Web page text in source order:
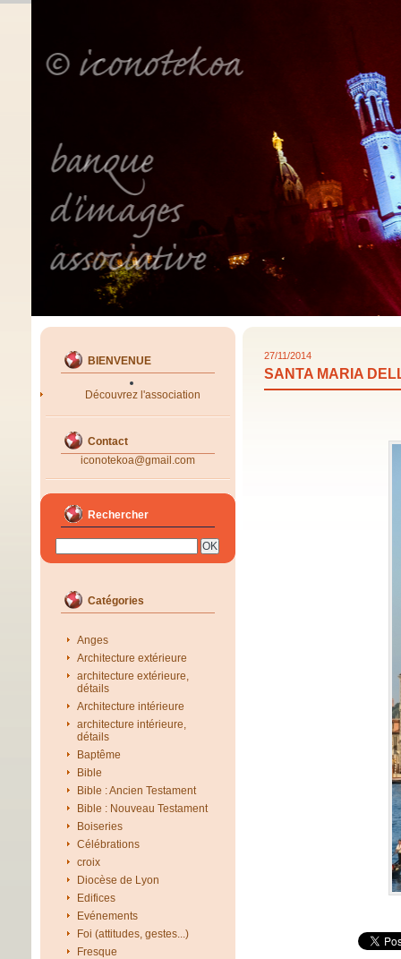
BIENVENUE
Découvrez l'association
Contact
iconotekoa@gmail.com
Rechercher
Catégories
Anges
Architecture extérieure
architecture extérieure,
détails
Architecture intérieure
architecture intérieure,
détails
Baptême
Bible
Bible : Ancien Testament
Bible : Nouveau Testament
Boiseries
Célébrations
croix
Diocèse de Lyon
Edifices
Evénements
Foi (attitudes, gestes...)
Fresque
27/11/2014
SANTA MARIA